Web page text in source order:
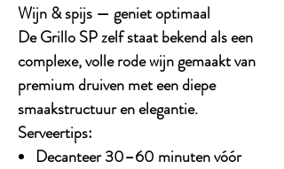
Wijn & spijs — geniet optimaal
DeGrillo SPzelf staat bekend als een
complexe, volle rode wijn gemaakt van
premium druiven met een diepe
smaakstructuur en elegantie.
Serveertips:
Decanteer 30–60 minutenvóór